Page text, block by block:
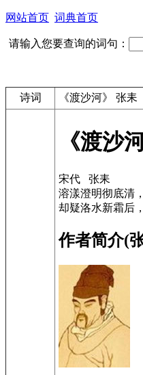
网站首页 词典首页
请输入您要查询的词句：
诗词 《渡沙河》 张耒
《渡沙
宋代 张耒
溶漾澄明彻底清
却疑洛水新霜后
作者简介(